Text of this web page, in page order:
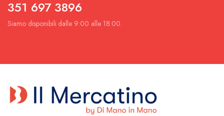
351 697 3896
Siamo disponibili dalle 9:00 alle 18:00.